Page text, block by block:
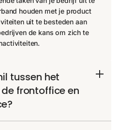
houden met je product
uit te besteden aan
de kans om zich te
tussen het
frontoffice en